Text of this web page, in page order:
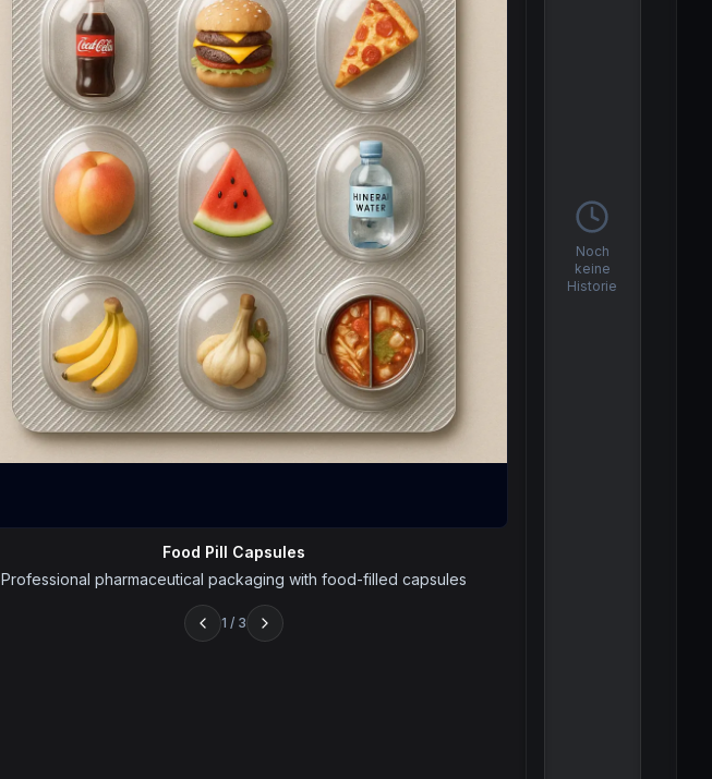
Food Pill Capsules
Professional pharmaceutical packaging with food-filled capsules
1 / 3
Noch
keine
Historie